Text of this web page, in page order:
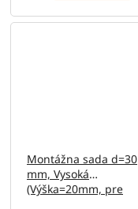
Montážna sada d=30
mm, Vysoká
(Výška=20mm, pre